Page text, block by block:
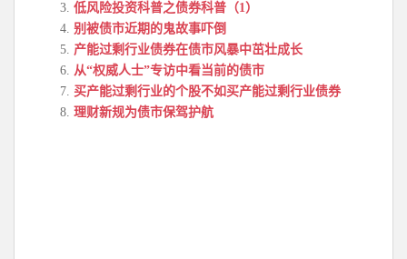
低风险投资科普之债券科普（1）
别被债市近期的鬼故事吓倒
产能过剩行业债券在债市风暴中茁壮成长
从“权威人士”专访中看当前的债市
买产能过剩行业的个股不如买产能过剩行业债券
理财新规为债市保驾护航